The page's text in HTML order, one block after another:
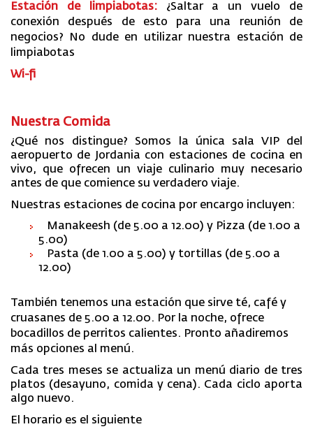
Estación de limpiabotas: ¿Saltar a un vuelo de
conexión después de esto para una reunión de
negocios? No dude en utilizar nuestra estación de
limpiabotas
Wi-fi
Nuestra Comida
¿Qué nos distingue? Somos la única sala VIP del
aeropuerto de Jordania con estaciones de cocina en
vivo, que ofrecen un viaje culinario muy necesario
antes de que comience su verdadero viaje.
Nuestras estaciones de cocina por encargo incluyen:
Manakeesh (de 5.00 a 12.00) y Pizza (de 1.00 a
5.00)
Pasta (de 1.00 a 5.00) y tortillas (de 5.00 a
12.00)
También tenemos una estación que sirve té, café y
cruasanes de 5.00 a 12.00. Por la noche, ofrece
bocadillos de perritos calientes. Pronto añadiremos
más opciones al menú.
Cada tres meses se actualiza un menú diario de tres
platos (desayuno, comida y cena). Cada ciclo aporta
algo nuevo.
El horario es el siguiente